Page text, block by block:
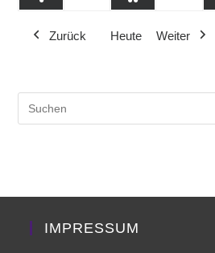
Veranstaltung)
Veranstaltungen)
Zurück Heute Weiter
IMPRESSUM